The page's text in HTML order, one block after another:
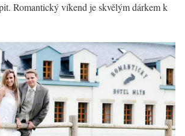
Romantický víkend je skvělým dárkem k